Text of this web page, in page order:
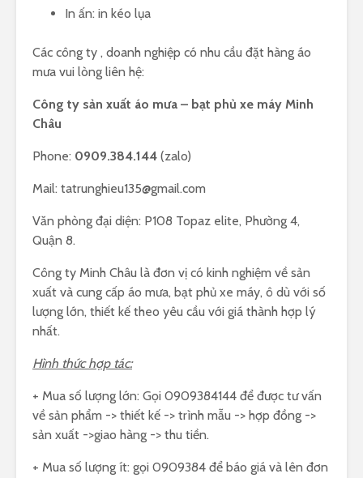
In ấn: in kéo lụa
Các công ty , doanh nghiệp có nhu cầu đặt hàng áo
mưa vui lòng liên hệ:
Công ty sản xuất áo mưa – bạt phủ xe máy Minh
Châu
Phone: 0909.384.144 (zalo)
Mail: tatrunghieu135@gmail.com
Văn phòng đại diện: P108 Topaz elite, Phường 4,
Quận 8.
Công ty Minh Châu là đơn vị có kinh nghiệm về sản
xuất và cung cấp áo mưa, bạt phủ xe máy, ô dù với số
lượng lớn, thiết kế theo yêu cầu với giá thành hợp lý
nhất.
Hình thức hợp tác:
+ Mua số lượng lớn: Gọi 0909384144 để được tư vấn
về sản phẩm -> thiết kế -> trình mẫu -> hợp đồng ->
sản xuất ->giao hàng -> thu tiền.
+ Mua số lượng ít: gọi 0909384 để báo giá và lên đơn